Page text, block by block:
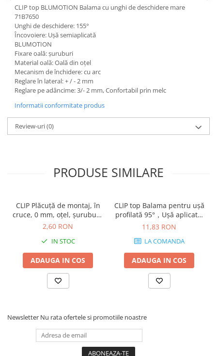
CLIP top BLUMOTION Balama cu unghi de deschidere mare
71B7650
Unghi de deschidere: 155°
Încovoiere: Uşă semiaplicată
BLUMOTION
Fixare oală: şuruburi
Material oală: Oală din oţel
Mecanism de închidere: cu arc
Reglare în lateral: + / - 2 mm
Reglare pe adâncime: 3/- 2 mm, Confortabil prin melc
Informatii conformitate produs
Review-uri(0)
PRODUSE SIMILARE
CLIP Plăcuţă de montaj, în
cruce, 0 mm, oţel, şuruburi,
reglaj pe înălţime:
173H7100
2,60 RON
IN STOC
ADAUGA IN COS
CLIP top Balama pentru uşă
profilată 95°，Uşă aplicată,
fără arc, Oală: şuruburi,
11,83 RON
LA COMANDA
ADAUGA IN COS
Newsletter Nu rata ofertele si promotiile noastre